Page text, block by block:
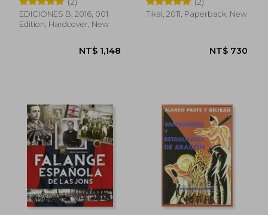
EDICIONES B, 2016, 001
Edition, Hardcover, New
Tikal, 2011, Paperback, New